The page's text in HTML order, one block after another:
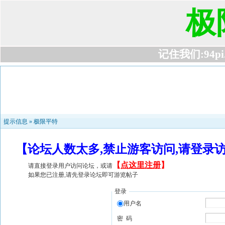
极
记住我们
提示信息 » 极限平特
【论坛人数太多,禁止游客访问,请登
请直接登录用户访问论坛，或请 【 点这里注册】
如果您已注册,请先登录论坛即可游览帖子
登录
用户名
密 码